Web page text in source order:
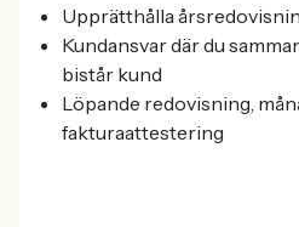
Upprätthålla
Kundansvar där du
bistår kund
Löpande redovisning,
fakturaattestering